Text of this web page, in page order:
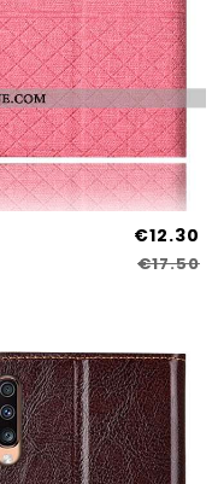
€12.30
€17.50